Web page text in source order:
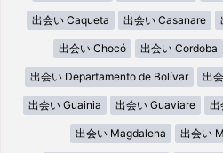
出会い Caqueta 出会い Casanare
出会い Chocó 出会い Cordoba
出会い Departamento de Bolívar 出
出会い Guainia 出会い Guaviare 出
出会い Magdalena 出会い